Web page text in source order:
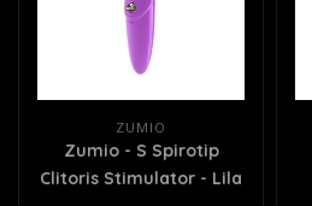
ZUMIO
Zumio - S Spirotip
Clitoris Stimulator - Lila